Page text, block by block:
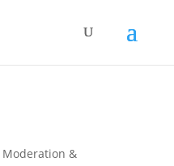
Moderation &